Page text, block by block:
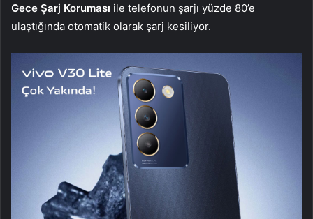
Gece Şarj Koruması ile telefonun şarjı yüzde 80’e
ulaştığında otomatik olarak şarj kesiliyor.